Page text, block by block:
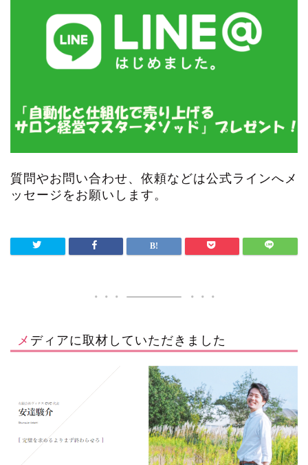
質問やお問い合わせ、依頼などは公式ラインへメ
ッセージをお願いします。
メディアに取材していただきました